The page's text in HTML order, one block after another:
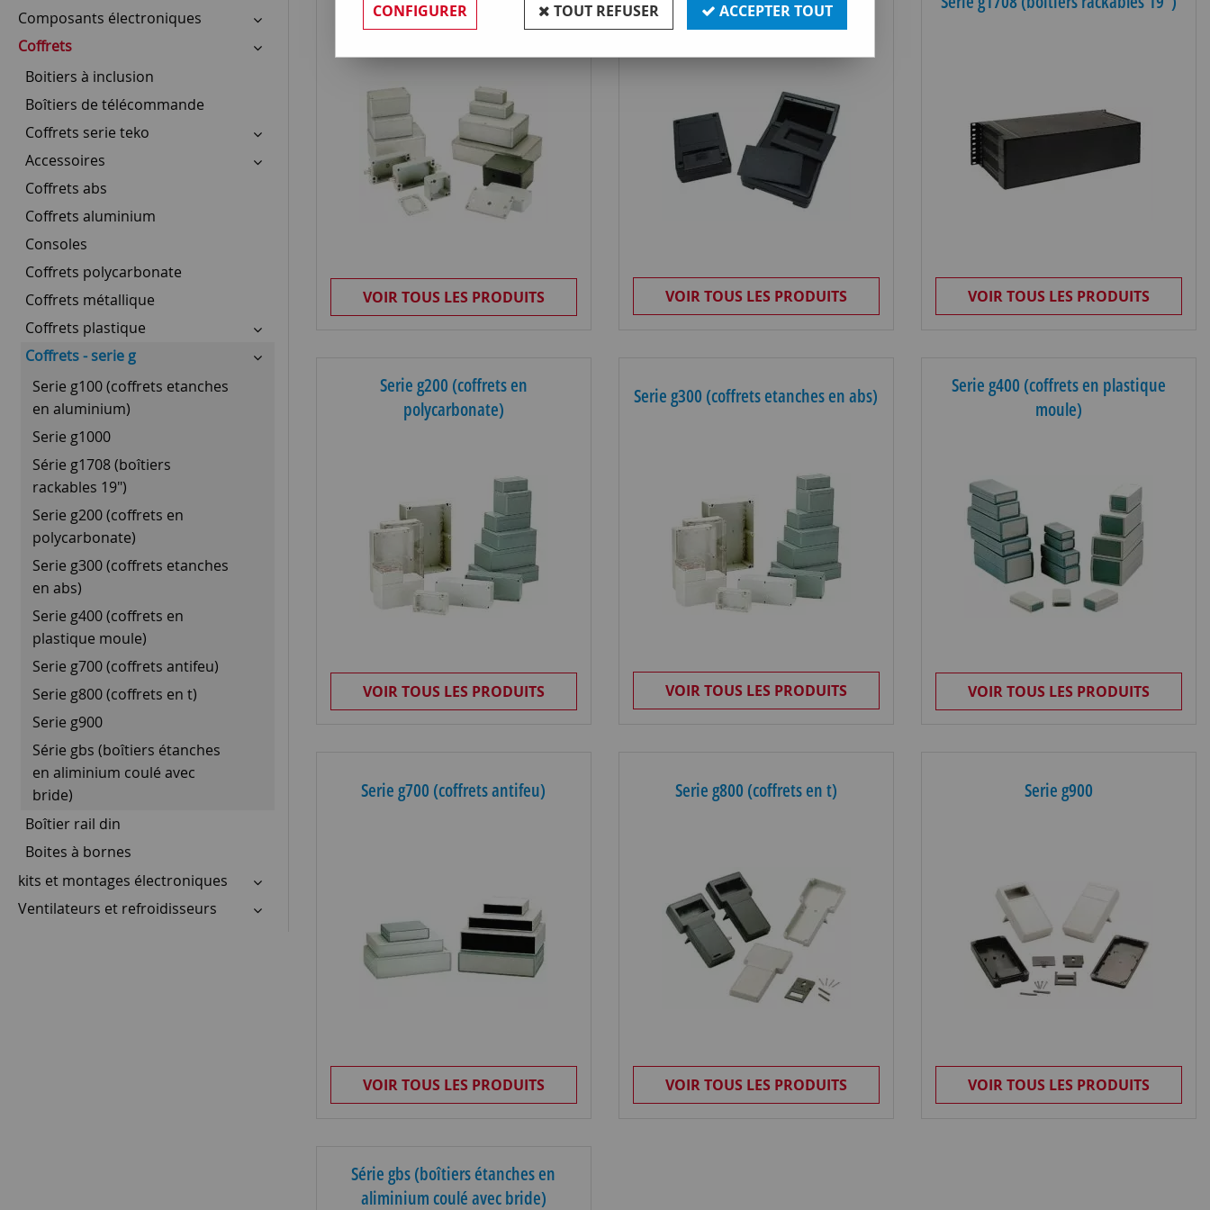
Composants électroniques
Coffrets
Boitiers à inclusion
Boîtiers de télécommande
Coffrets serie teko
Accessoires
Coffrets abs
Coffrets aluminium
Consoles
Coffrets polycarbonate
Coffrets métallique
Coffrets plastique
Coffrets - serie g
Serie g100 (coffrets etanches
en aluminium)
Serie g1000
Série g1708 (boîtiers
rackables 19")
Serie g200 (coffrets en
polycarbonate)
Serie g300 (coffrets etanches
en abs)
Serie g400 (coffrets en
plastique moule)
Serie g700 (coffrets antifeu)
Serie g800 (coffrets en t)
Serie g900
Série gbs (boîtiers étanches
en aliminium coulé avec
bride)
Boîtier rail din
Boites à bornes
kits et montages électroniques
Ventilateurs et refroidisseurs
aluminium)
VOIR TOUS LES PRODUITS VOIR TOUS LES PRODUITS VOIR TOUS LES PRODUITS
Serie g200 (coffrets en
polycarbonate)
VOIR TOUS LES PRODUITS
Serie g300 (coffrets etanches en abs)
VOIR TOUS LES PRODUITS
Serie g400 (coffrets en plastique
moule)
VOIR TOUS LES PRODUITS
Serie g700 (coffrets antifeu)
VOIR TOUS LES PRODUITS
Serie g800 (coffrets en t)
VOIR TOUS LES PRODUITS
Serie g900
VOIR TOUS LES PRODUITS
Série gbs (boîtiers étanches en
aliminium coulé avec bride)
CONFIGURER TOUT REFUSER ACCEPTER TOUT